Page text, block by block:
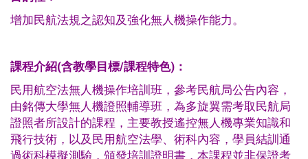
增加民航法規之認知及強化無人機操作能力。
課程介紹(含教學目標/課程特色) ：
民用航空法無人機操作培訓班，參考民航局公告內容，
由銘傳大學無人機證照輔導班，為多旋翼需考取民航局
證照者所設計的課程，主要教授遙控無人機專業知識和
飛行技術，以及民用航空法學、術科內容，學員結訓通
過術科模擬測驗，頒發培訓證明書，本課程並非保證考